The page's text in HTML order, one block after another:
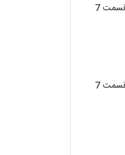
دانلود سالهای دور از خانه قسمت 7
دانلود سالهای دور از خانه قسمت 7